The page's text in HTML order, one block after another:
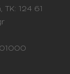
ΤΚ: 124 61